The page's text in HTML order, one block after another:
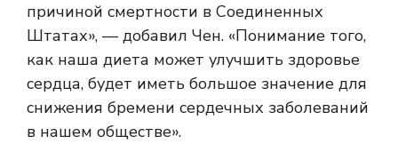
причиной смертности в Соединенных
Штатах», — добавил Чен. «Понимание того,
как наша диета может улучшить здоровье
сердца, будет иметь большое значение для
снижения бремени сердечных заболеваний
в нашем обществе».